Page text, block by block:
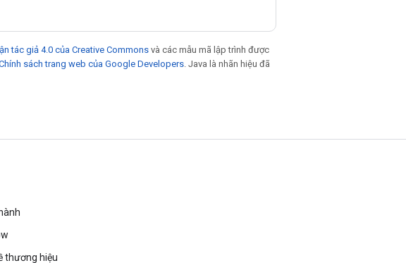
tác giả 4.0 của Creative Commonsvà các mẫu mã lập trình được
sách trang web của Google Developers . Java là nhãn hiệu đã
thương hiệu